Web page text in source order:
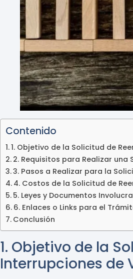
Contenido
1. Objetivo de la Solicitud de
2. Requisitos para Realizar
3. Pasos a Realizar para la
4. Costos de la Solicitud de
5. Leyes y Documentos
6. Enlaces o Links para el
Conclusión
1. Objetivo de la
Interrupciones de